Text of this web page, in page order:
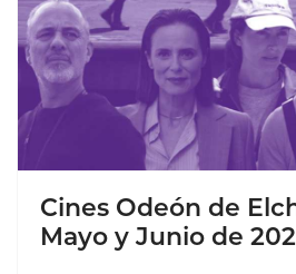
Cines Odeón de
Mayo y Junio de